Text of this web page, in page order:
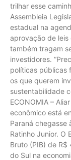
trilhar esse
Assembleia
estadual na
aprovação de leis
também tragam
investidores.
políticas públicas
os que querem
sustentabilidade
ECONOMIA –
econômico está
Paraná chegasse
Ratinho Junior. O
Bruto (PIB) de R$
do Sul na